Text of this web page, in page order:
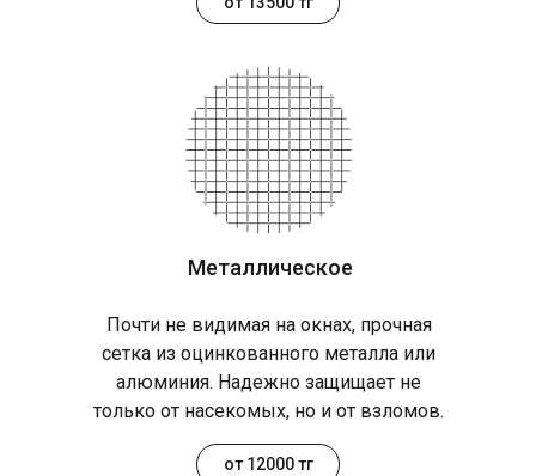
Металлическое
Почти не видимая на окнах, прочная
сетка из оцинкованного металла или
алюминия. Надежно защищает не
только от насекомых, но и от взломов.
от 12000 тг